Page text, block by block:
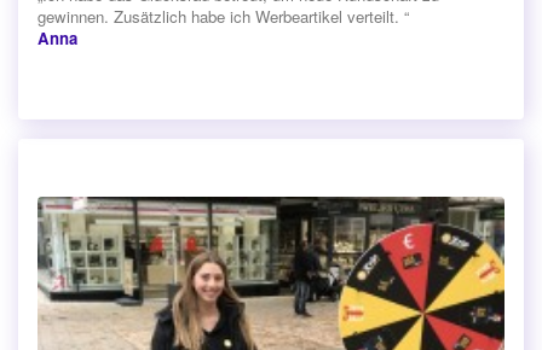
gewinnen. Zusätzlich habe ich Werbeartikel verteilt. “
Anna